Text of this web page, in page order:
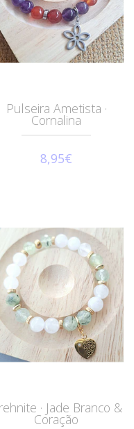
Pulseira Ametista ·
Cornalina
8,95€
· Jade Branco &
Coração